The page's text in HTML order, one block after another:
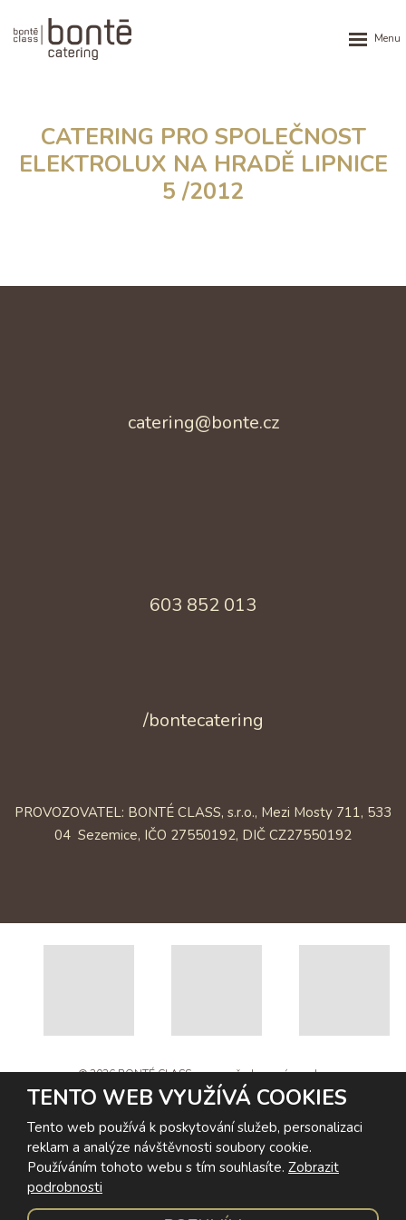
CATERING PRO SPOLEČNOST
ELEKTROLUX NA HRADĚ LIPNICE
5 /2012
catering@bonte.cz
603 852 013
/bontecatering
PROVOZOVATEL: BONTÉ CLASS, s.r.o., Mezi Mosty 711, 533
04 Sezemice, IČO 27550192, DIČ CZ27550192
© 2026 BONTÉ CLASS, s.r.o. - všechna práva vyhrazena
Webové stránky vytvořila eBRÁNA s.r.o. | Design: Redtype
Mapa stránek|Podmínky použití
Tento web je chráněn pomocí Google ReCAPTCHA a platí pro
něj
zásady ochrany osobních údajů
TENTO WEB VYUŽÍVÁ COOKIES
Tento web používá k poskytování služeb, personalizaci
reklam a analýze návštěvnosti soubory cookie.
Používáním tohoto webu s tím souhlasíte. Zobrazit
podrobnosti